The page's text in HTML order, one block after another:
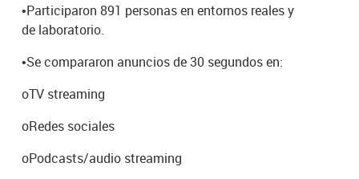
•Participaron 891 personas en entornos reales y
de laboratorio.
•Se compararon anuncios de 30 segundos en:
oTV streaming
oRedes sociales
oPodcasts/audio streaming